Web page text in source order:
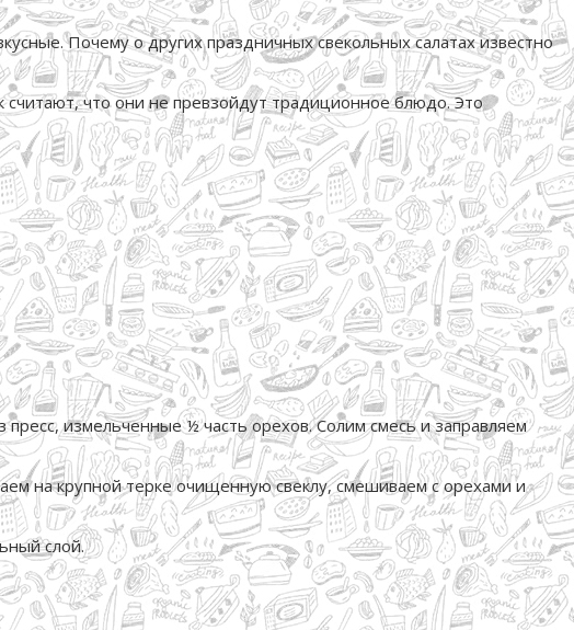
Почему о других праздничных свекольных салатах известно
считают, что они не превзойдут традиционное блюдо. Это
измельченные ½ часть орехов. Солим смесь и заправляем
на крупной терке очищенную свеклу, смешиваем с орехами и
слой.